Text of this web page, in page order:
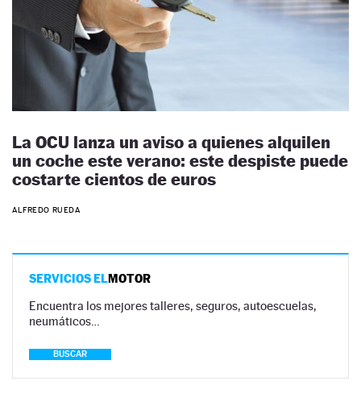
La OCU lanza un aviso a quienes alquilen
un coche este verano: este despiste puede
costarte cientos de euros
ALFREDO RUEDA
SERVICIOS ELMOTOR
Encuentra los mejores talleres, seguros, autoescuelas,
neumáticos…
BUSCAR